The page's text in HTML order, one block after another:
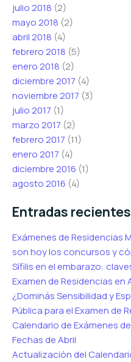
julio 2018 (2)
mayo 2018 (2)
abril 2018 (4)
febrero 2018 (5)
enero 2018 (2)
diciembre 2017 (4)
noviembre 2017 (3)
julio 2017 (1)
marzo 2017 (2)
febrero 2017 (11)
enero 2017 (4)
diciembre 2016 (1)
agosto 2016 (4)
Entradas recientes
Exámenes de Residencias
son hoy los concursos y
Sífilis en el embarazo:
Examen de Residencias en
¿Dominás Sensibilidad y
Pública para el Examen de
Calendario de Exámenes
Fechas de Abril
Actualización del